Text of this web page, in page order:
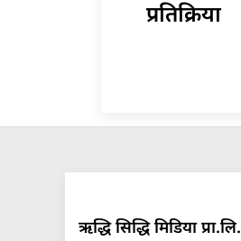
प्रतिक्रिया
ऋद्धि सिद्धि मिडिया प्रा.लि.